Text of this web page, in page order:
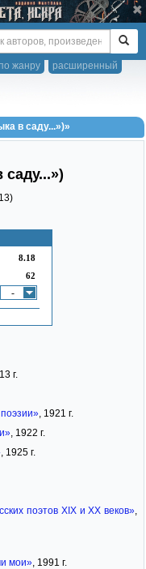
расширенный
жанру
в саду...»)»
8.18
62
-
г.
, 1921 г.
, 1922 г.
, 1925 г.
поэтов XIX и XX веков»
мои», 1991 г.